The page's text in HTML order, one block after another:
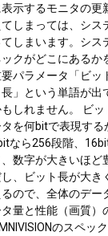
表示するモニタの更
てしまっては、シス
てしまいます。シス
ックがどこにあるか
パラメータ「ビッ
長」という単語が
しれません。 ビ
タを何bitで表現す
なら256段階、
、数字が大きいほど
し、ビット長が大き
るので、全体のデー
タ量と性能（画質）
のスペッ